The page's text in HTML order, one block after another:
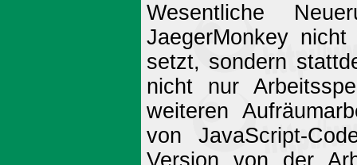
Wesentliche
JaegerMonkey
setzt, sondern
nicht nur
weiteren
von JavaScript-